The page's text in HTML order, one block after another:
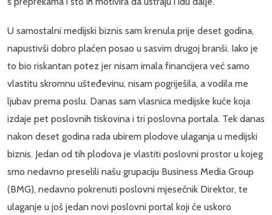
U samostalni medijski biznis sam krenula prije deset godina,
napustivši dobro plaćen posao u sasvim drugoj branši. Iako je
to bio riskantan potez jer nisam imala financijera već samo
vlastitu skromnu ušteđevinu, nisam pogriješila, a vodila me
ljubav prema poslu. Danas sam vlasnica medijske kuće koja
izdaje pet poslovnih tiskovina i tri poslovna portala. Tek danas
nakon deset godina rada ubirem plodove ulaganja u medijski
biznis. Jedan od tih plodova je vlastiti poslovni prostor u kojeg
smo nedavno preselili našu grupaciju Business Media Group
(BMG), nedavno pokrenuti poslovni mjesečnik Direktor, te
ulaganje u još jedan novi poslovni portal koji će uskoro